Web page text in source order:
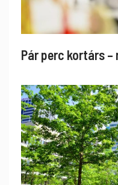
Pár perc kortárs